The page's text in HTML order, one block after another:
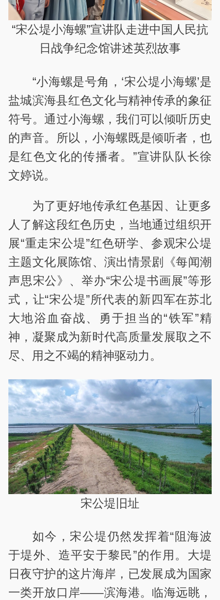
“宋公堤小海螺”宣讲队走进中国人民抗
日战争纪念馆讲述英烈故事
“小海螺是号角，‘宋公堤小海螺’是
盐城滨海县‌红色文化与精神传承的象征
符号。通过小海螺，我们可以倾听历史
的声音。所以，小海螺既是倾听者，也
是红色文化的传播者。”宣讲队队长徐
文婷说。
为了更好地传承红色基因、让更多
人了解这段红色历史，当地通过组织开
展“重走宋公堤”红色研学、参观宋公堤
主题文化展陈馆、演出情景剧《每闻潮
声思宋公》、举办“宋公堤书画展”等形
式， 让“宋公堤”所代表的新四军在苏北
大地浴血奋战、勇于担当的“铁军”精
神，凝聚成为新时代高质量发展取之不
尽、用之不竭的精神驱动力。
宋公堤旧址
如今，宋公堤仍然发挥着“阻海波
于堤外、造平安于黎民”的作用。大堤
日夜守护的这片海岸，已发展成为国家
一类开放口岸——滨海港。临海远眺，